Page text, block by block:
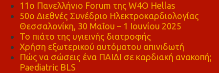
11ο Πανελλήνιο Forum της W4O Hellas
50ο Διεθνές Συνέδριο Ηλεκτροκαρδιολογίας
Θεσσαλονίκη, 30 Μαΐου – 1 Ιουνίου 2025
Το πιάτο της υγιεινής διατροφής
Χρήση εξωτερικού αυτόματου απινιδωτή
Πώς να σώσεις ένα ΠΑΙΔΙ σε καρδιακή ανακοπή;
Paediatric BLS